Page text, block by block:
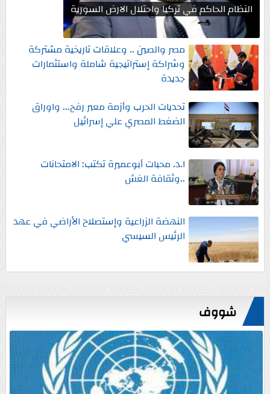
النظام الحاكم في تركيا واحتلال الارض السورية
مصر والصين .. وعلاقات تاريخية مشتركة
وشراكة إستراتيجية شاملة واستثمارات
جديدة
تحديات الحرب وأزمة معبر رفح... واوراق
الضغط المصري علي إسرائيل
ا.د. محبات أبوعميرة تكتب: الامتحانات
..وثقافة الغش
النهضة الزراعية وإستصلاح الأراضي في عهد
الرئيس السيسي
شووف